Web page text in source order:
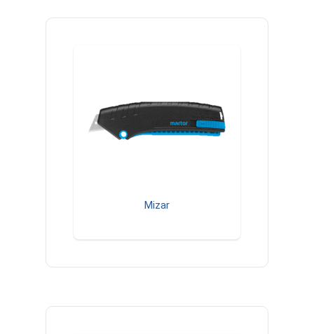
Mizar